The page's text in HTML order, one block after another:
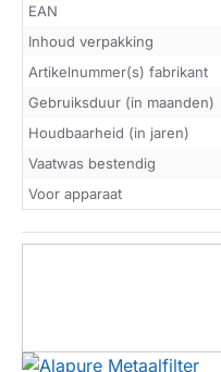
EAN
Inhoud verpakking
Artikelnummer(s) fabrikant
Gebruiksduur (in maanden)
Houdbaarheid (in jaren)
Vaatwas bestendig
Voor apparaat